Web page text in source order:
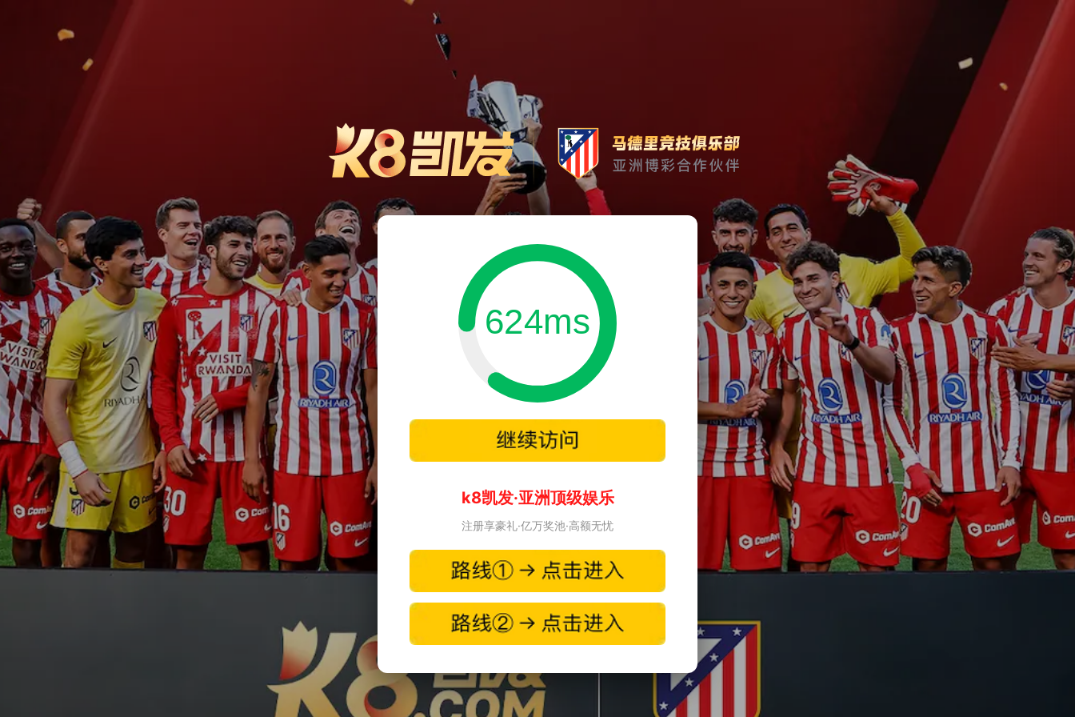
624ms
k8凯发·亚洲顶级娱乐
注册享豪礼·亿万奖池·高额无忧